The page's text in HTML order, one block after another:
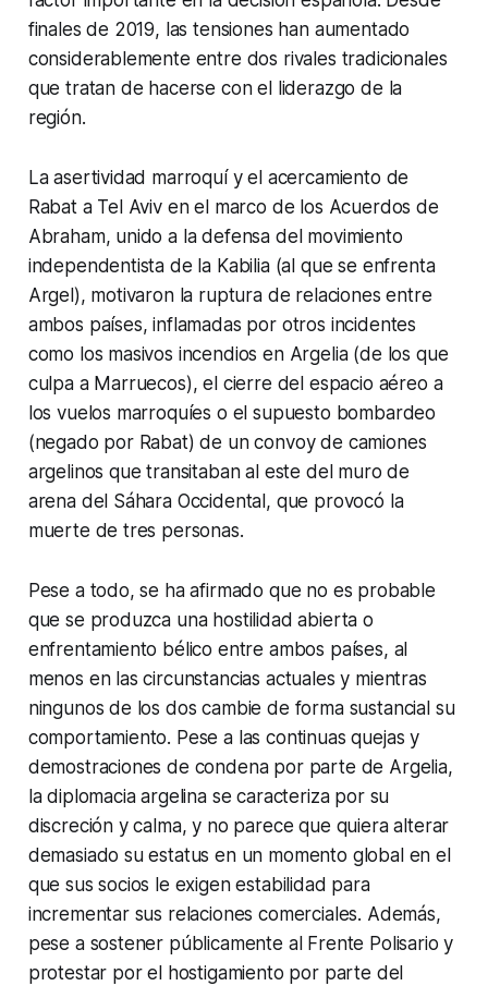
finales de 2019, las tensiones han aumentado
considerablemente entre dos rivales tradicionales
que tratan de hacerse con el liderazgo de la
región.
La asertividad marroquí y el acercamiento de
Rabat a Tel Aviv en el marco de los Acuerdos de
Abraham, unido a la defensa del movimiento
independentista de la Kabilia (al que se enfrenta
Argel), motivaron la ruptura de relaciones entre
ambos países, inflamadas por otros incidentes
como los masivos incendios en Argelia (de los que
culpa a Marruecos), el cierre del espacio aéreo a
los vuelos marroquíes o el supuesto bombardeo
(negado por Rabat) de un convoy de camiones
argelinos que transitaban al este del muro de
arena del Sáhara Occidental, que provocó la
muerte de tres personas.
Pese a todo, se ha afirmado que no es probable
que se produzca una hostilidad abierta o
enfrentamiento bélico entre ambos países, al
menos en las circunstancias actuales y mientras
ningunos de los dos cambie de forma sustancial su
comportamiento. Pese a las continuas quejas y
demostraciones de condena por parte de Argelia,
la diplomacia argelina se caracteriza por su
discreción y calma, y no parece que quiera alterar
demasiado su estatus en un momento global en el
que sus socios le exigen estabilidad para
incrementar sus relaciones comerciales. Además,
pese a sostener públicamente al Frente Polisario y
protestar por el hostigamiento por parte del